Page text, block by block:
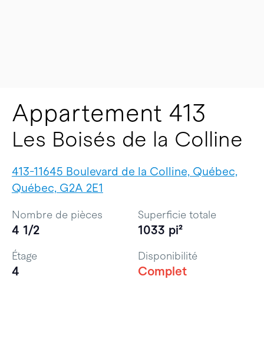
Appartement 413
Les Boisés de la Colline
413-11645 Boulevard de la Colline, Québec,
Québec, G2A 2E1
Nombre de pièces
4 1/2
Superficie totale
1033 pi²
Étage
4
Disponibilité
Complet